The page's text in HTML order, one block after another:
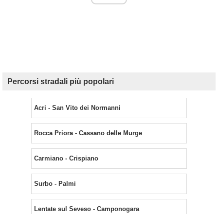
Percorsi stradali più popolari
Acri - San Vito dei Normanni
Rocca Priora - Cassano delle Murge
Carmiano - Crispiano
Surbo - Palmi
Lentate sul Seveso - Camponogara